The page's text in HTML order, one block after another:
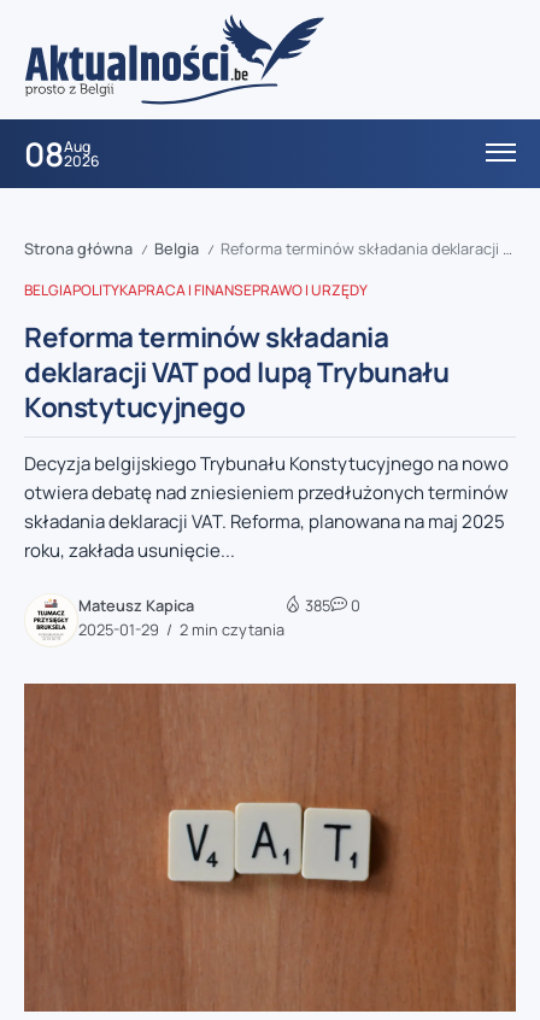
08Aug
2026
Strona główna / Belgia / Reforma terminów składania deklaracji VAT pod lupą Trybunału Konstytucyjnego
BELGIAPOLITYKAPRACA I FINANSEPRAWO I URZĘDY
Reforma terminów składania
deklaracji VAT pod lupą Trybunału
Konstytucyjnego
Decyzja belgijskiego Trybunału Konstytucyjnego na nowo
otwiera debatę nad zniesieniem przedłużonych terminów
składania deklaracji VAT. Reforma, planowana na maj 2025
roku, zakłada usunięcie...
Mateusz Kapica
2025-01-29
2 min czytania
385 0